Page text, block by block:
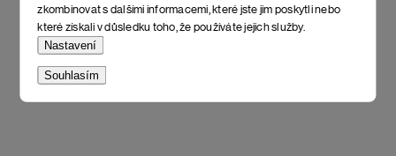
zkombinovat s dalšími informacemi, které jste jim poskytli nebo
které získali v důsledku toho, že používáte jejich služby.
Nastavení
Souhlasím